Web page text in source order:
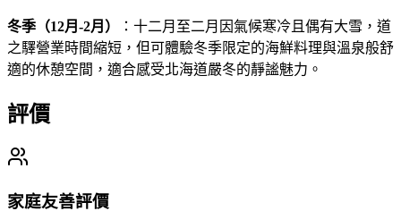
冬季（12月-2月）
：十二月至二月因氣候寒冷且偶有大雪，道
之驛營業時間縮短，但可體驗冬季限定的海鮮料理與溫泉般舒
適的休憩空間，適合感受北海道嚴冬的靜謐魅力。
評價
家庭友善評價